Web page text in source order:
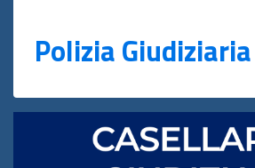
Polizia Giudiziaria